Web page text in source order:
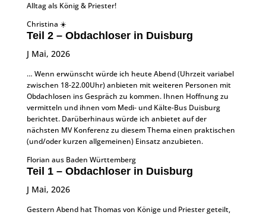
Alltag als König & Priester!
Christina ☀️
Teil 2 – Obdachloser in Duisburg
J Mai, 2026
… Wenn erwünscht würde ich heute Abend (Uhrzeit variabel
zwischen 18-22.00Uhr) anbieten mit weiteren Personen mit
Obdachlosen ins Gespräch zu kommen. Ihnen Hoffnung zu
vermitteln und ihnen vom Medi- und Kälte-Bus Duisburg
berichtet. Darüberhinaus würde ich anbietet auf der
nächsten MV Konferenz zu diesem Thema einen praktischen
(und/oder kurzen allgemeinen) Einsatz anzubieten.
Florian aus Baden Württemberg
Teil 1 – Obdachloser in Duisburg
J Mai, 2026
Gestern Abend hat Thomas von Könige und Priester geteilt,